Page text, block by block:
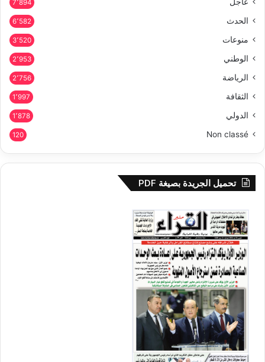
7٬894
الحدث 6٬582
منوعات 3٬520
الوطني 2٬953
الرياضة 2٬756
الثقافة 1٬997
الدولي 1٬878
Non classé
120
تحميل الجريدة بصيغة PDF